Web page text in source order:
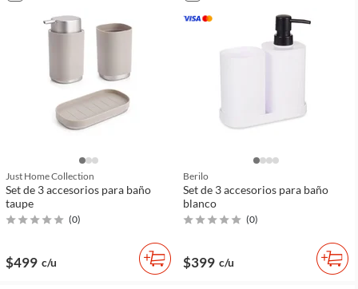
Just Home Collection
Set de 3 accesorios para baño
taupe
(0)
$499 c/u
Berilo
Set de 3 accesorios para baño
blanco
(0)
$399 c/u